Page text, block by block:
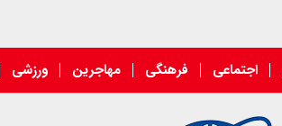
اجتماعی فرهنگی مهاجرین ورزشی